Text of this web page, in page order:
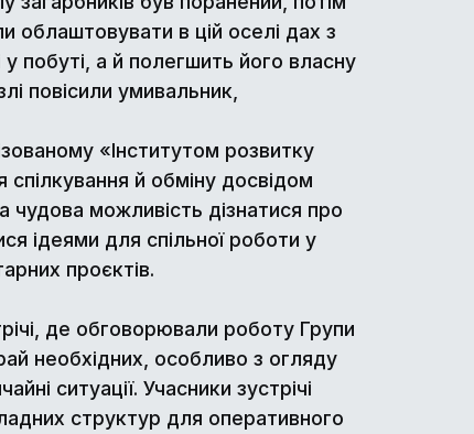
в цій оселі дах з
побуті, а й полегшить його власну
повісили умивальник,
«Інститутом розвитку
й обміну досвідом
чудова можливість дізнатися про
ідеями для спільної роботи у
проєктів.
де обговорювали роботу Групи
необхідних, особливо з огляду
ситуації. Учасники зустрічі
структур для оперативного